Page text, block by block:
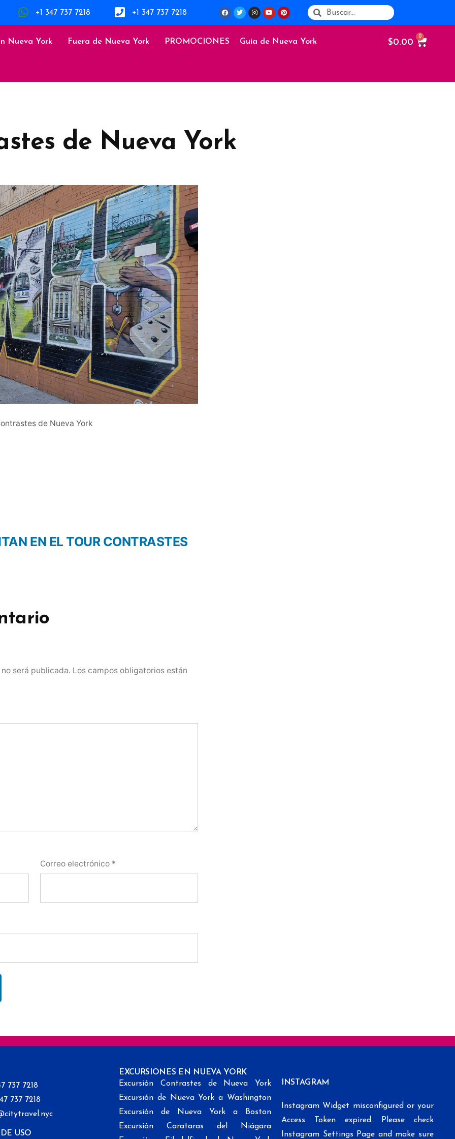
+1 347 737 7218 +1 347 737 7218
Nueva York Fuera de Nueva York PROMOCIONES Guía de Nueva York $0.00
de Nueva York
de Nueva York
EN EL TOUR CONTRASTES
será publicada. Los campos obligatorios están
Correo electrónico *
737 7218
737 7218
USO
EXCURSIONES EN NUEVA YORK
Excursión Contrastes de Nueva York
Excursión de Nueva York a Washington
Excursión de Nueva York a Boston
Excursión Carataras del Niágara
INSTAGRAM
Instagram Widget misconfigured or your
Access Token expired. Please check
Instagram Settings Page and make sure